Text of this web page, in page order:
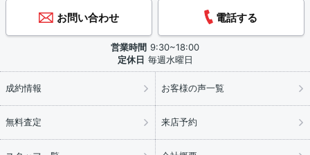
お問い合わせ 電話する
営業時間 9:30~18:00
定休日 毎週水曜日
成約情報 お客様の声一覧
無料査定 来店予約